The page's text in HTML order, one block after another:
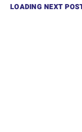
LOADING NEXT